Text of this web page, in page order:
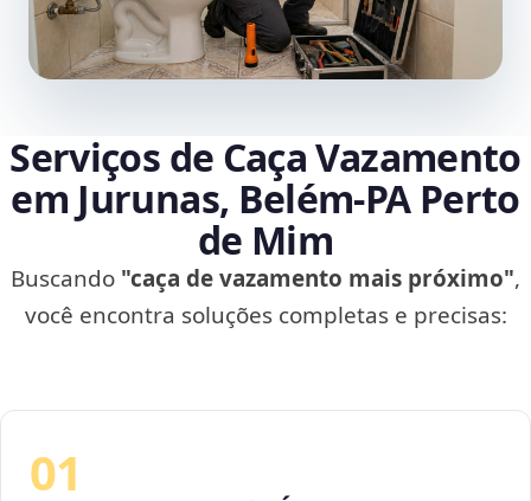
Serviços de Caça Vazamento
em Jurunas, Belém‑PA Perto
de Mim
Buscando "caça de vazamento mais próximo",
você encontra soluções completas e precisas:
01